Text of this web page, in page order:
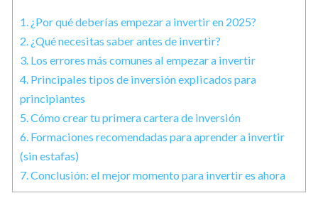
1. ¿Por qué deberías empezar a invertir en 2025?
2. ¿Qué necesitas saber antes de invertir?
3. Los errores más comunes al empezar a invertir
4. Principales tipos de inversión explicados para
principiantes
5.Cómo crear tu primera cartera de inversión
6. Formaciones recomendadas para aprender a invertir
(sin estafas)
7.Conclusión: el mejor momento para invertir es ahora